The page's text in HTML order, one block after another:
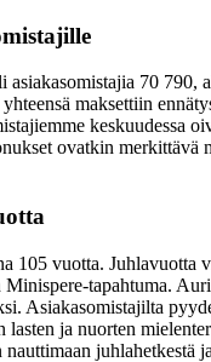
70
maksettiin
keskuudessa
ovatkin
105 vuotta.
tapahtuma.
Asiakasomistajilta
lasten ja nuorten
juhlahetkestä